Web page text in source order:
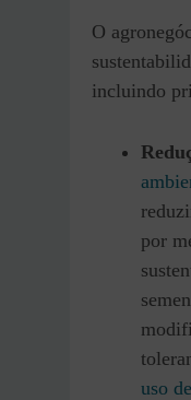
O
incluindo
por
uso